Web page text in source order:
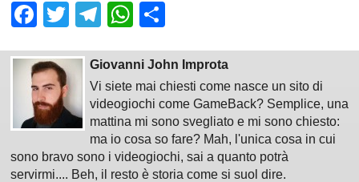
Facebook
TwitterTelegram
WhatsApp
Giovanni John Improta
Vi siete mai chiesti come nasce un sito di
videogiochi come GameBack? Semplice, una
mattina mi sono svegliato e mi sono chiesto:
ma io cosa so fare? Mah, l'unica cosa in cui
sono bravo sono i videogiochi, sai a quanto potrà
servirmi.... Beh, il resto è storia come si suol dire.